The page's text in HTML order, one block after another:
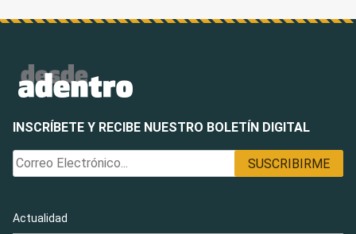
INSCRÍBETE Y RECIBE NUESTRO BOLETÍN DIGITAL
Actualidad